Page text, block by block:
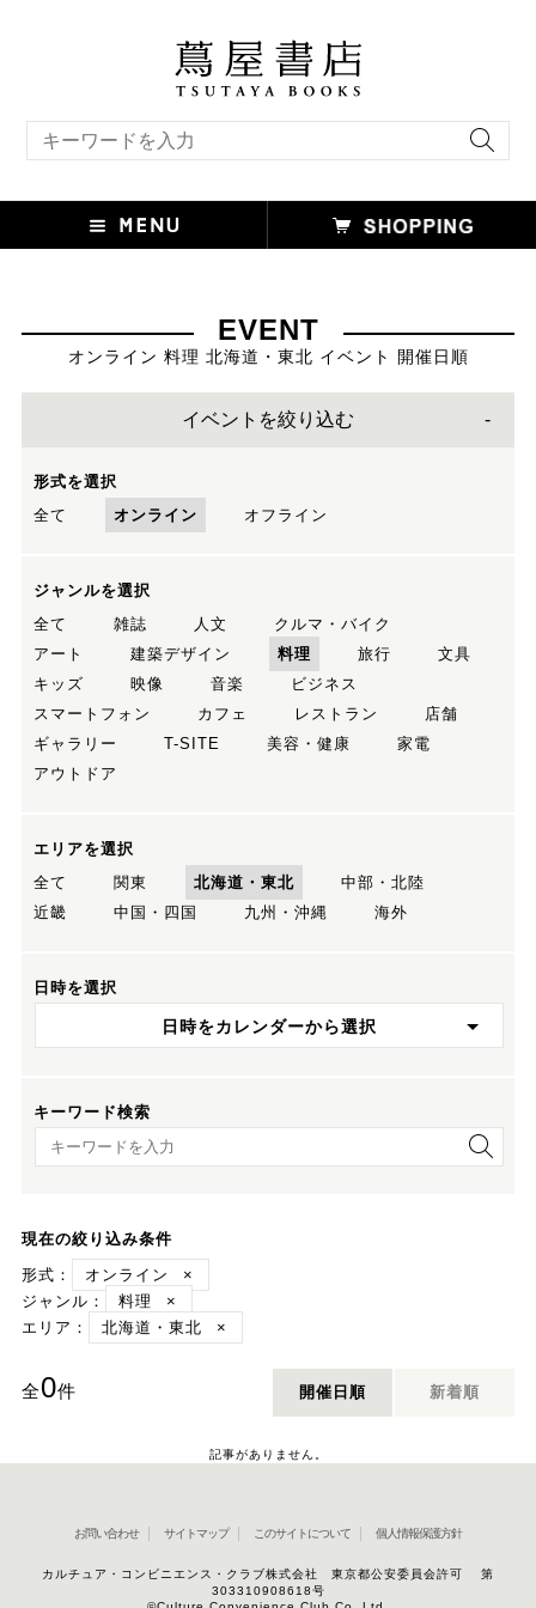
EVENT
オンライン 料理 北海道・東北 イベント 開催日順
イベントを絞り込む
形式を選択
全て
オンライン オフライン
ジャンルを選択
全て
雑誌 人文
クルマ・バイク
アート
建築デザイン 料理 旅行
文具
キッズ
映像 音楽
ビジネス
スマートフォン
カフェ レストラン
店舗
ギャラリー
T-SITE 美容・健康
家電
アウトドア
エリアを選択
全て
関東 北海道・東北
中部・北陸
近畿
中国・四国 九州・沖縄 海外
日時を選択
日時をカレンダーから選択
キーワード検索
キーワード検索
現在の絞り込み条件
形式：
オンライン
×
ジャンル：
料理
×
エリア：
北海道・東北 ×
全0件 開催日順 新着順
記事がありません。
お問い合わせ サイトマップ このサイトについて 個人情報保護方針
カルチュア・コンビニエンス・クラブ株式会社 東京都公安委員会許可 第
303310908618号